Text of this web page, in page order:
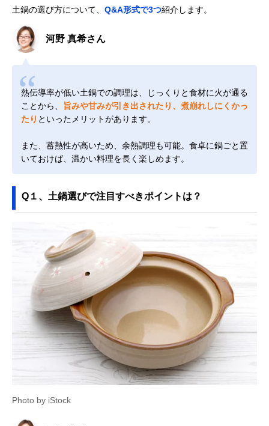
土鍋の選び方について、 Q&A形式で3つ紹介します。
河野 真希さん
熱伝導率が低い土鍋での調理は、じっくりと食材に火が通る
ことから、
旨みや甘みが引き出されたり、煮崩れしにくかっ
たり といったメリットがあります。
また、蓄熱性が高いため、余熱調理も可能。食卓に鍋ごと置
いておけば、温かい料理を長く楽しめます。
Q１、土鍋選びで注目すべきポイントは？
Photo by iStock